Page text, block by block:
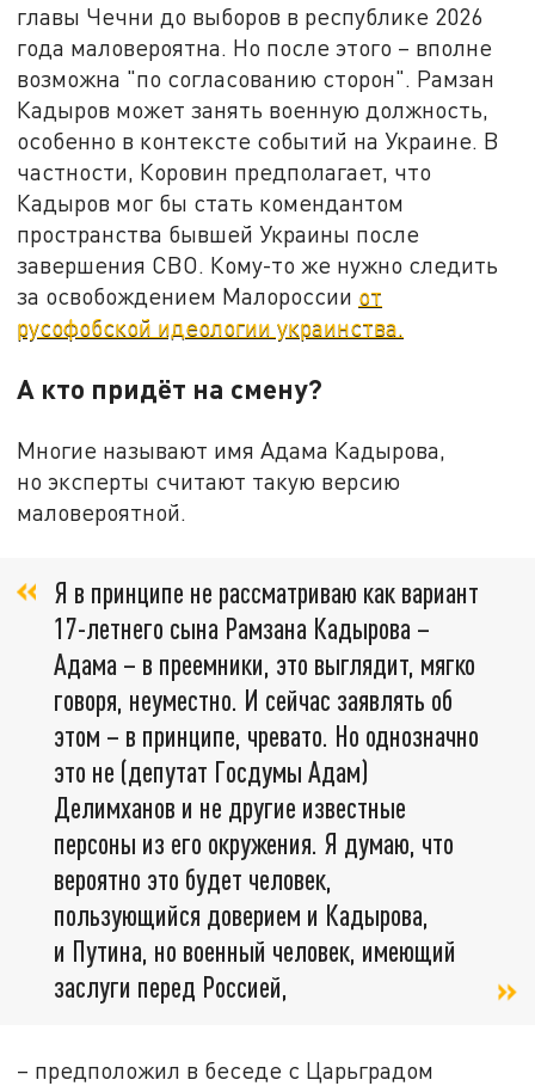
главы Чечни до выборов в республике 2026
года маловероятна. Но после этого – вполне
возможна "по согласованию сторон". Рамзан
Кадыров может занять военную должность,
особенно в контексте событий на Украине. В
частности, Коровин предполагает, что
Кадыров мог бы стать комендантом
пространства бывшей Украины после
завершения СВО. Кому-то же нужно следить
за освобождением Малороссии от
русофобской идеологии украинства.
А кто придёт на смену?
Многие называют имя Адама Кадырова,
но эксперты считают такую версию
маловероятной.
Я в принципе не рассматриваю как вариант
17-летнего сына Рамзана Кадырова –
Адама – в преемники, это выглядит, мягко
говоря, неуместно. И сейчас заявлять об
этом – в принципе, чревато. Но однозначно
это не (депутат Госдумы Адам)
Делимханов и не другие известные
персоны из его окружения. Я думаю, что
вероятно это будет человек,
пользующийся доверием и Кадырова,
и Путина, но военный человек, имеющий
заслуги перед Россией,
– предположил в беседе с Царьградом